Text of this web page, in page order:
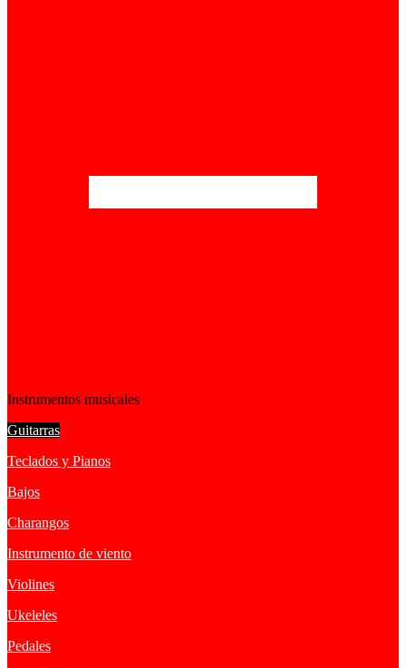
Instrumentos musicales
Guitarras
Teclados y Pianos
Bajos
Charangos
Instrumento de viento
Violines
Ukeleles
Pedales